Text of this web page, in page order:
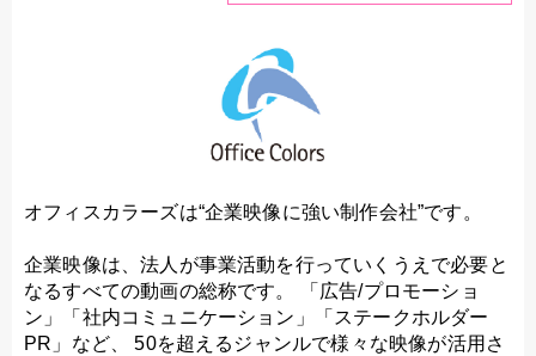
オフィスカラーズは“企業映像に強い制作会社”です。
企業映像は、法人が事業活動を行っていくうえで必要と
なるすべての動画の総称です。 「広告/プロモーショ
ン」「社内コミュニケーション」「ステークホルダー
PR」など、 50を超えるジャンルで様々な映像が活用さ